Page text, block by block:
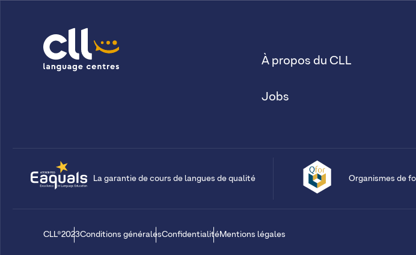
À propos du CLL
Jobs
La garantie de cours de langues de qualité Organismes de
CLL®2023Conditions généralesConfidentialitéMentions légales